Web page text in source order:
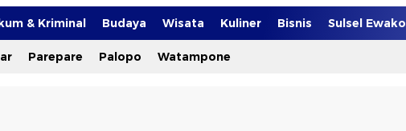
& Kriminal Budaya Wisata Kuliner Bisnis Sulsel Ewako
Parepare Palopo Watampone